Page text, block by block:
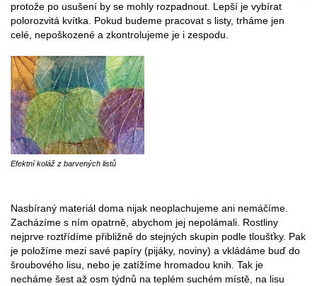
protože po usušení by se mohly rozpadnout. Lepší je vybírat
polorozvitá kvítka. Pokud budeme pracovat s listy, trháme jen
celé, nepoškozené a zkontrolujeme je i zespodu.
Efektní koláž z barvených listů
Nasbíraný materiál doma nijak neoplachujeme ani nemáčíme.
Zacházíme s ním opatrně, abychom jej nepolámali. Rostliny
nejprve roztřídíme přibližně do stejných skupin podle tloušťky. Pak
je položíme mezi savé papíry (pijáky, noviny) a vkládáme buď do
šroubového lisu, nebo je zatížíme hromadou knih. Tak je
necháme šest až osm týdnů na teplém suchém místě, na lisu